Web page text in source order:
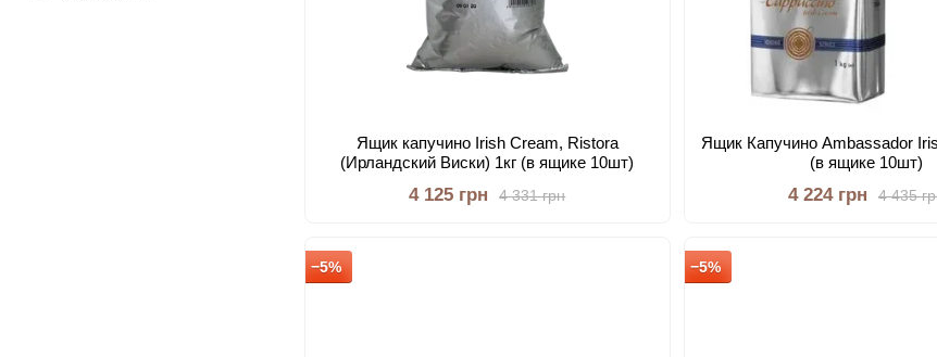
Ящик капучино Irish Cream, Ristora
(Ирландский Виски) 1кг (в ящике 10шт)
4 331 грн
4 125 грн
Ящик Капучино Ambassador
(в ящике 10шт)
4 435
4 224 грн
−5% −5%